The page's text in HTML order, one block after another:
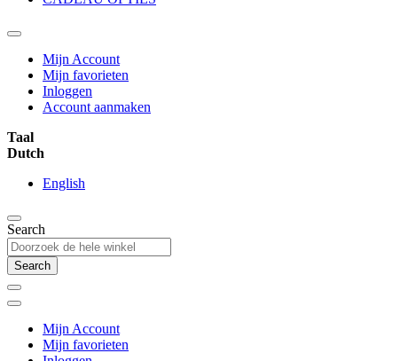
Mijn Account
Mijn favorieten
Inloggen
Account aanmaken
Taal
Dutch
English
Search
Search
Mijn Account
Mijn favorieten